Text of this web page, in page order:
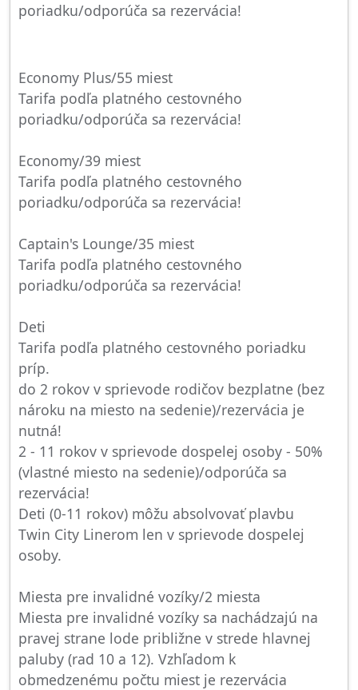
poriadku/odporúča sa rezervácia!
Economy Plus/55 miest
Tarifa podľa platného cestovného
poriadku/odporúča sa rezervácia!
Economy/39 miest
Tarifa podľa platného cestovného
poriadku/odporúča sa rezervácia!
Captain's Lounge/35 miest
Tarifa podľa platného cestovného
poriadku/odporúča sa rezervácia!
Deti
Tarifa podľa platného cestovného poriadku
príp.
do 2 rokov v sprievode rodičov bezplatne (bez
nároku na miesto na sedenie)/rezervácia je
nutná!
2 - 11 rokov v sprievode dospelej osoby - 50%
(vlastné miesto na sedenie)/odporúča sa
rezervácia!
Deti (0-11 rokov) môžu absolvovať plavbu
Twin City Linerom len v sprievode dospelej
osoby.
Miesta pre invalidné vozíky/2 miesta
Miesta pre invalidné vozíky sa nachádzajú na
pravej strane lode približne v strede hlavnej
paluby (rad 10 a 12). Vzhľadom k
obmedzenému počtu miest je rezervácia